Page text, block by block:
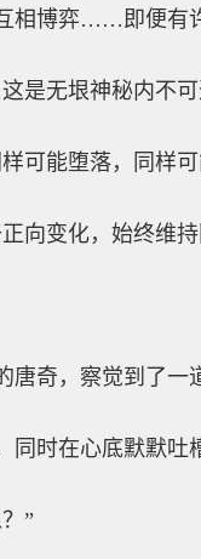
相博弈……即便有
是无垠神秘内不
可能堕落，同样
向变化，始终维
奇，察觉到了一
同时在心底默默吐
”